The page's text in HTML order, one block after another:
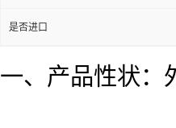
是否进口
一、产品性状：